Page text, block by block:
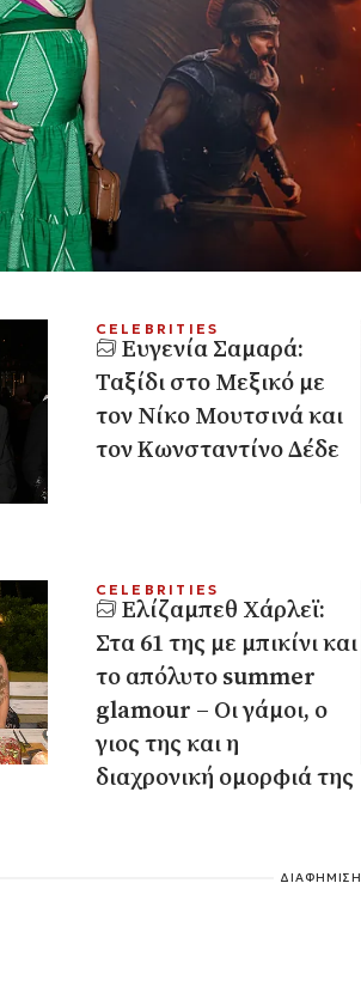
CELEBRITIES
Ευγενία Σαμαρά:
Ταξίδι στο Μεξικό με
τον Νίκο Μουτσινά και
τον Κωνσταντίνο Δέδε
CELEBRITIES
Ελίζαμπεθ Χάρλεϊ:
Στα 61 της με μπικίνι και
το απόλυτο summer
glamour – Οι γάμοι, ο
γιος της και η
διαχρονική ομορφιά της
ΔΙΑΦΗΜΙΣΗ